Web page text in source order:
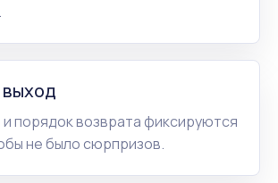
порядок возврата фиксируются
не было сюрпризов.